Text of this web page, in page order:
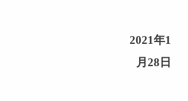
2021年1
月28日